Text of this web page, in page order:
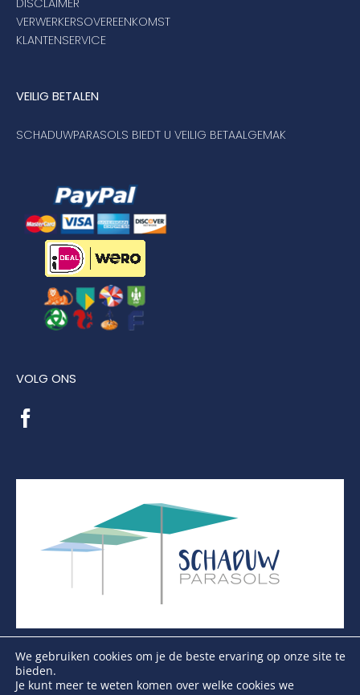
DISCLAIMER
VERWERKERSOVEREENKOMST
KLANTENSERVICE
VEILIG BETALEN
SCHADUWPARASOLS BIEDT U VEILIG BETAALGEMAK
VOLG ONS
We gebruiken cookies om je de beste ervaring op onze site te
bieden.
Je kunt meer te weten komen over welke cookies we